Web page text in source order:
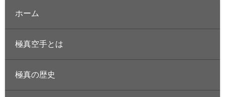
ホーム
極真空手とは
極真の歴史